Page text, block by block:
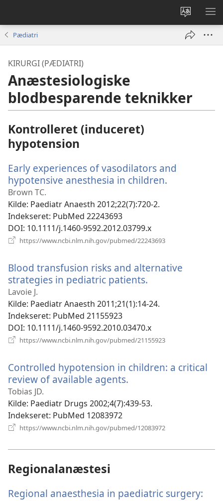
Vælg
sprog
VIS
Pædiatri
KIRURGI (PÆDIATRI)
Anæstesiologiske
blodbesparende teknikker
Kontrolleret (induceret)
hypotension
Early experiences of vasodilators and
hypotensive anesthesia in children.
Brown TC.
Kilde‎: Paediatr Anaesth 2012;22(7):720-2.
Indekseret‎: PubMed 22243693
DOI‎: 10.1111/j.1460-9592.2012.03799.x
https://www.ncbi.nlm.nih.gov/pubmed/22243693
Blood transfusion risks and alternative
strategies in pediatric patients.
vindue)
Lavoie J.
Kilde‎: Paediatr Anaesth 2011;21(1):14-24.
Indekseret‎: PubMed 21155923
DOI‎: 10.1111/j.1460-9592.2010.03470.x
https://www.ncbi.nlm.nih.gov/pubmed/21155923
Controlled hypotension in children: a critical
review of available agents.
vindue)
Tobias JD.
Kilde‎: Paediatr Drugs 2002;4(7):439-53.
Indekseret‎: PubMed 12083972
https://www.ncbi.nlm.nih.gov/pubmed/12083972
Regionalanæstesi
Regional anaesthesia in paediatric surgery: